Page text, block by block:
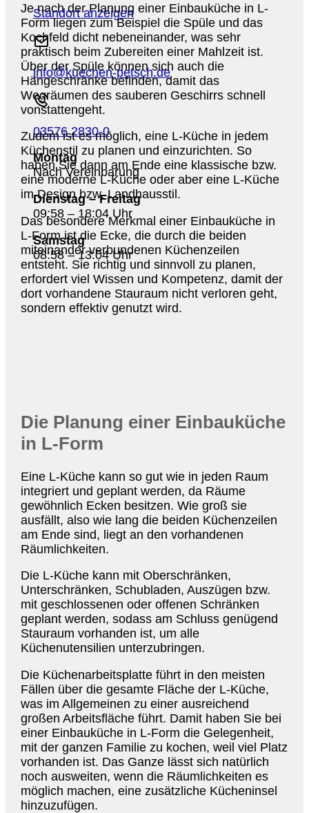
Standort anzeigen
info@kuechen-petsch.de
03576 2830-0
Montag
Nach Vereinbarung
Dienstag – Freitag
09:58 – 18:04 Uhr
Samstag
08:58 – 13:04 Uhr
Je nach der Planung einer Einbauküche in L-
Form liegen zum Beispiel die Spüle und das
Kochfeld dicht nebeneinander, was sehr
praktisch beim Zubereiten einer Mahlzeit ist.
Über der Spüle können sich auch die
Hängeschränke befinden, damit das
Wegräumen des sauberen Geschirrs schnell
vonstattengeht.
Zudem ist es möglich, eine L-Küche in jedem
Küchenstil zu planen und einzurichten. So
haben Sie dann am Ende eine klassische bzw.
eine moderne L-Küche oder aber eine L-Küche
im Design bzw. Landhausstil.
Das besondere Merkmal einer Einbauküche in
L-Form ist die Ecke, die durch die beiden
miteinander verbundenen Küchenzeilen
entsteht. Sie richtig und sinnvoll zu planen,
erfordert viel Wissen und Kompetenz, damit der
dort vorhandene Stauraum nicht verloren geht,
sondern effektiv genutzt wird.
Die Planung einer Einbauküche
in L-Form
Eine L-Küche kann so gut wie in jeden Raum
integriert und geplant werden, da Räume
gewöhnlich Ecken besitzen. Wie groß sie
ausfällt, also wie lang die beiden Küchenzeilen
am Ende sind, liegt an den vorhandenen
Räumlichkeiten.
Die L-Küche kann mit Oberschränken,
Unterschränken, Schubladen, Auszügen bzw.
mit geschlossenen oder offenen Schränken
geplant werden, sodass am Schluss genügend
Stauraum vorhanden ist, um alle
Küchenutensilien unterzubringen.
Die Küchenarbeitsplatte führt in den meisten
Fällen über die gesamte Fläche der L-Küche,
was im Allgemeinen zu einer ausreichend
großen Arbeitsfläche führt. Damit haben Sie bei
einer Einbauküche in L-Form die Gelegenheit,
mit der ganzen Familie zu kochen, weil viel Platz
vorhanden ist. Das Ganze lässt sich natürlich
noch ausweiten, wenn die Räumlichkeiten es
möglich machen, eine zusätzliche Kücheninsel
hinzuzufügen.